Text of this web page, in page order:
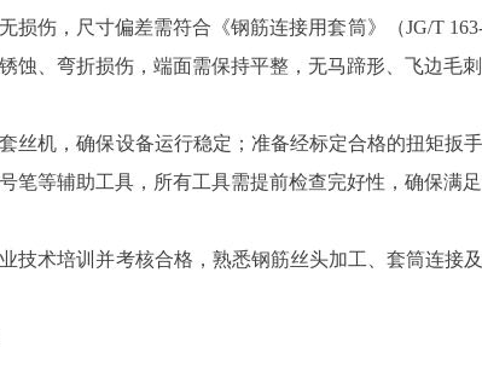
损伤，尺寸偏差需符合《钢筋连接用套筒》（JG/T
蚀、弯折损伤，端面需保持平整，无马蹄形、飞边毛刺
丝机，确保设备运行稳定；准备经标定合格的扭矩扳
笔等辅助工具，所有工具需提前检查完好性，确保满足
技术培训并考核合格，熟悉钢筋丝头加工、套筒连接